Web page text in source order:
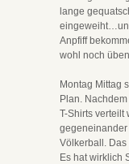
lange
Anpfiff
wohl noch
Montag Mittag
Plan.
T-Shirts verteilt
gegeneinander
Völkerball.
Es hat wirklich